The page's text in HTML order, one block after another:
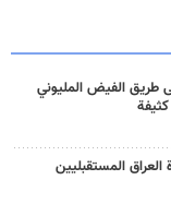
طريق الفيض المليوني
العراق المستقبليين